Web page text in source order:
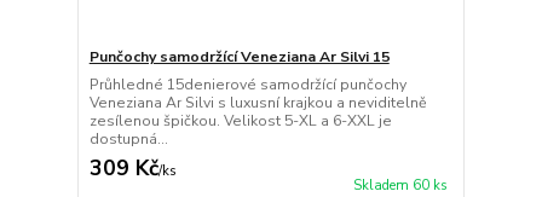
Punčochy samodržící Veneziana Ar Silvi 15
Průhledné 15denierové samodržící punčochy
Veneziana Ar Silvi s luxusní krajkou a neviditelně
zesílenou špičkou. Velikost 5-XL a 6-XXL je
dostupná...
309 Kč/ks
Skladem 60 ks